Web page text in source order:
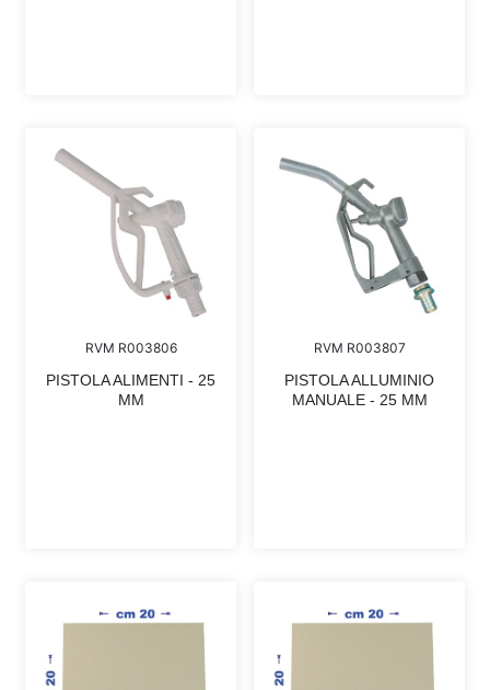
RVM R003806
PISTOLA ALIMENTI - 25
MM
RVM R003807
PISTOLA ALLUMINIO
MANUALE - 25 MM